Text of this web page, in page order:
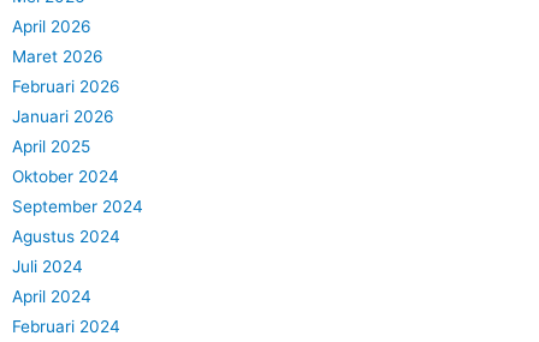
April 2026
Maret 2026
Februari 2026
Januari 2026
April 2025
Oktober 2024
September 2024
Agustus 2024
Juli 2024
April 2024
Februari 2024